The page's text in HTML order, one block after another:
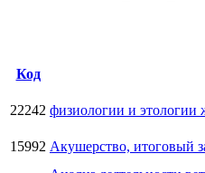
Код
22242 физиологии и этологии
15992 Акушерство, итоговый